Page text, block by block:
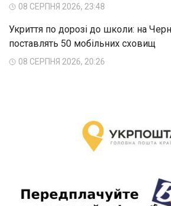
08 СЕРПНЯ 2026, 23:48
Укриття по дорозі до школи: на
поставлять 50 мобільних сховищ
08 СЕРПНЯ 2026, 20:26